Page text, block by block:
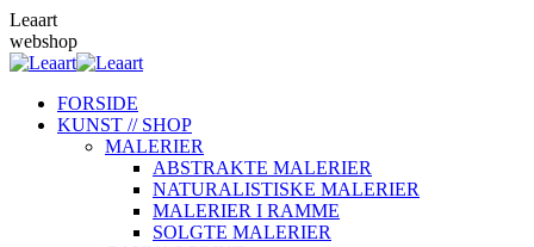
Skip
to
content
Leaart
webshop
FORSIDE
KUNST // SHOP
MALERIER
ABSTRAKTE MALERIER
NATURALISTISKE MALERIER
MALERIER I RAMME
SOLGTE MALERIER